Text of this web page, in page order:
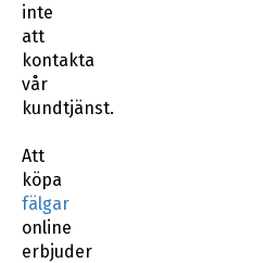
inte
att
kontakta
vår
kundtjänst.
Att
köpa
fälgar
online
erbjuder